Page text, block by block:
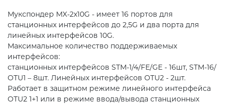
Мукспондер MX-2x10G - имеет 16 портов для
станционных интерфейсов до 2,5G и два порта для
линейных интерфейсов 10G.
Максимальное количество поддерживаемых
интерфейсов:
станционных интерфейсов SТМ-1/4/FE/GE - 16шт, STM-16/
OTU1 – 8шт. Линейных интерфейсов OTU2 - 2шт.
Работает в защитном режиме линейного интерфейса
OTU2 1+1 или в режиме ввода/вывода станционных